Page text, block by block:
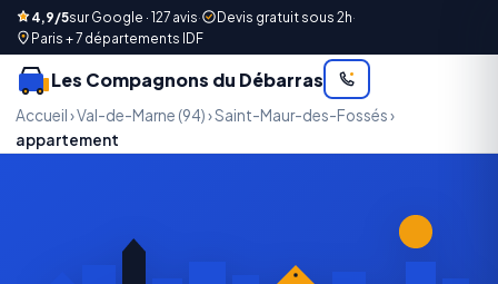
4,9/5sur Google · 127 avis· Devis gratuit sous 2h·
Paris + 7 départements IDF
Les Compagnons du Débarras
Accueil›Val-de-Marne (94)›Saint-Maur-des-Fossés›
appartement